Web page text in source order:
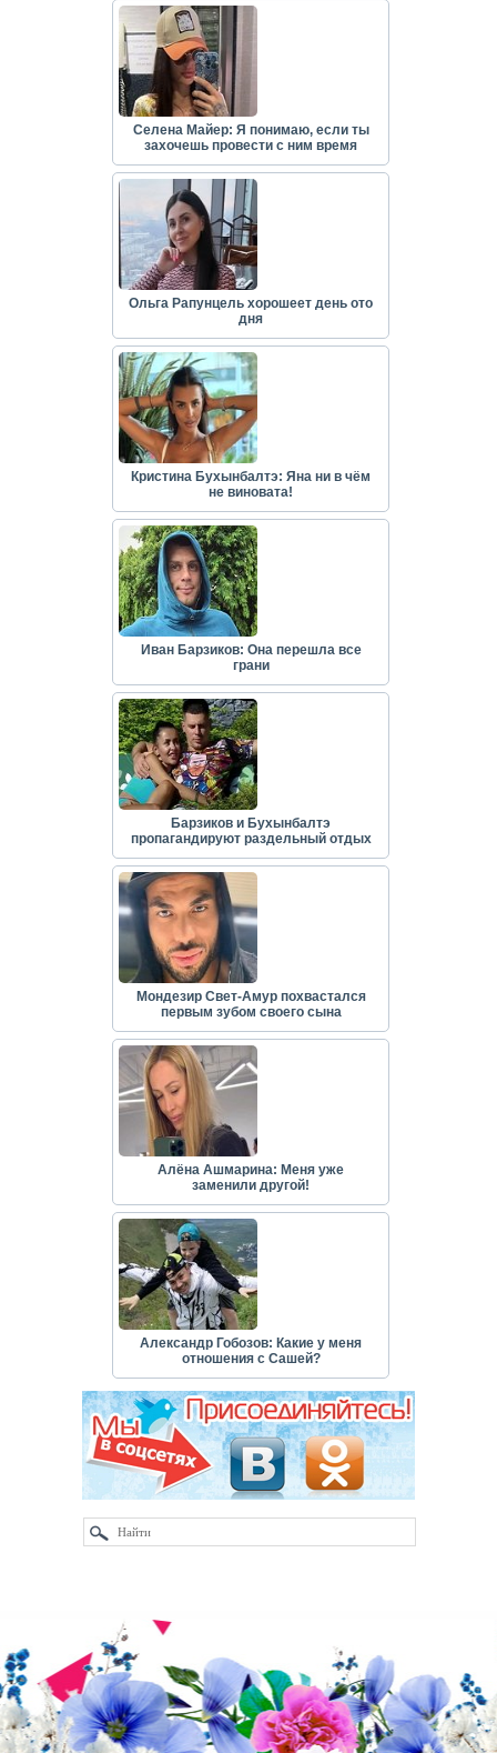
Селена Майер: Я понимаю, если ты
захочешь провести с ним время
Ольга Рапунцель хорошеет день ото
дня
Кристина Бухынбалтэ: Яна ни в чём
не виновата!
Иван Барзиков: Она перешла все
грани
Барзиков и Бухынбалтэ
пропагандируют раздельный отдых
Мондезир Свет-Амур похвастался
первым зубом своего сына
Алёна Ашмарина: Меня уже
заменили другой!
Александр Гобозов: Какие у меня
отношения с Сашей?